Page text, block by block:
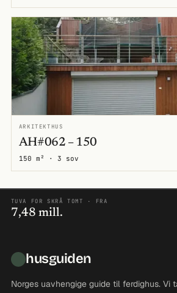
ARKITEKTHUS
AH#062 – 150
150 m² · 3 sov
TUVA FOR SKRÅ TOMT · FRA
7,48 mill.
husguiden
Norges uavhengige guide til ferdighus. Vi